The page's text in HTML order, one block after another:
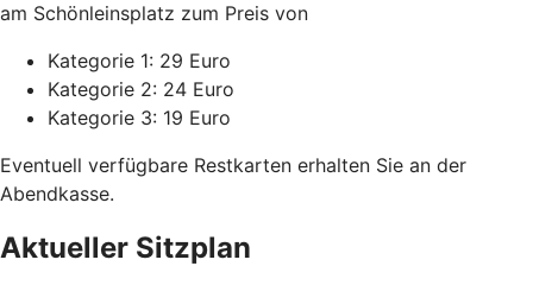
am Schönleinsplatz zum Preis von
Kategorie 1: 29 Euro
Kategorie 2: 24 Euro
Kategorie 3: 19 Euro
Eventuell verfügbare Restkarten erhalten Sie an der
Abendkasse.
Aktueller Sitzplan